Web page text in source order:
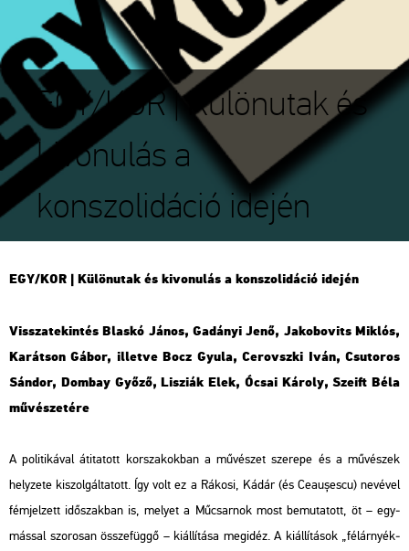
EGY/KOR | Különutak és
kivonulás a
konszolidáció idején
EGY/KOR | Kü­lön­utak és ki­vo­nu­lás a kon­szo­li­dá­ció ide­jén
Vissza­te­kin­tés Blas­kó János, Ga­dá­nyi Jenő, Ja­ko­bo­vits Mik­lós,
Ka­rát­son Gábor, il­let­ve Bocz Gyula, Ce­rovsz­ki Iván, Csu­to­ros
Sán­dor, Dom­bay Győző, Li­szi­ák Elek, Ócsai Ká­roly, Szeift Béla
mű­vé­sze­té­re
A po­li­ti­ká­val át­ita­tott kor­sza­kok­ban a mű­vé­szet sze­re­pe és a mű­vé­szek
hely­ze­te ki­szol­gál­ta­tott. Így volt ez a Rá­ko­si, Kádár (és Ceaușescu) ne­vé­vel
fém­jel­zett idő­szak­ban is, me­lyet a Mű­csar­nok most be­mu­ta­tott, öt – egy­
más­sal szo­ro­san össze­füg­gő – ki­ál­lí­tá­sa meg­idéz. A ki­ál­lí­tá­sok „fél­ár­nyék­